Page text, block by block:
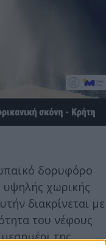
δορυφόρο
υψηλής χωρικής
διακρίνεται με
του νέφους
της